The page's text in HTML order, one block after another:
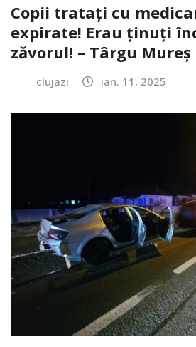
Copii tratați cu
expirate! Erau ținuți
zăvorul! – Târgu Mureș
clujazi ian. 11, 2025